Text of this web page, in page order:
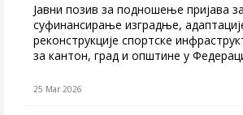
Jавни позив за подношење пријава
суфинансирање изградње,
реконструкције спортске
за кантон, град и општине у
25 Mar 2026